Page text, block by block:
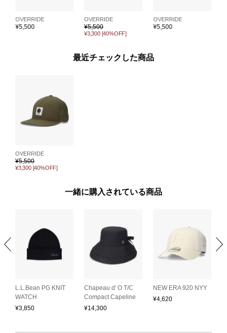
OVERRIDE
¥5,500
OVERRIDE
¥5,500
¥3,300 [40%OFF]
OVERRIDE
¥5,500
最近チェックした商品
OVERRIDE
¥5,500
¥3,300 [40%OFF]
一緒に購入されている商品
L.L.Bean PG KNIT
WATCH
¥3,850
Chapeau d' O T/C
Compact Capeline
¥14,300
NEW ERA 920 NYY
¥4,620